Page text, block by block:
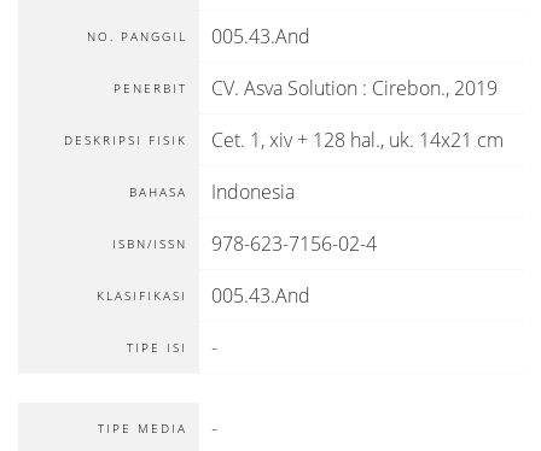
NO. PANGGIL 005.43.And
PENERBIT CV. Asva Solution : Cirebon., 2019
DESKRIPSI FISIK Cet. 1, xiv + 128 hal., uk. 14x21 cm
BAHASA Indonesia
ISBN/ISSN 978-623-7156-02-4
KLASIFIKASI 005.43.And
TIPE ISI -
TIPE MEDIA -